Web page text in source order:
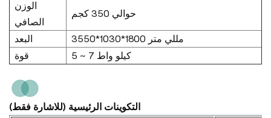
الوزن
الصافي
حوالي 350 كجم
البعد
3550*1030*1800 مللي متر
قوة
5 ~ 7 كيلو واط
التكوينات الرئيسية (للاشارة فقط)